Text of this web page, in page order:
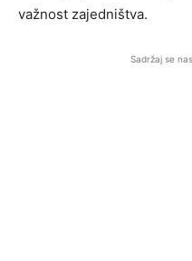
važnost zajedništva.
Sadržaj se